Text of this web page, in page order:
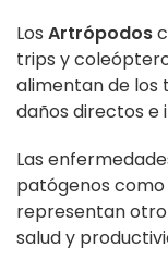
Los Artrópodos
trips y
alimentan de los
daños directos e
Las
patógenos como
representan
salud y